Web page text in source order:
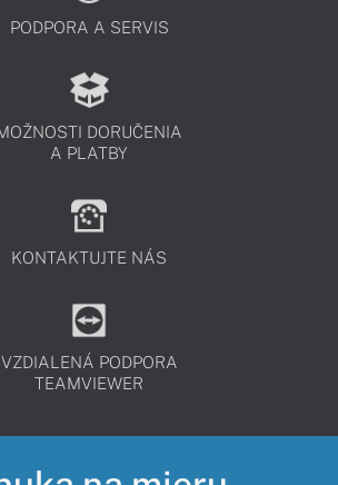
PODPORA A SERVIS
DORUČENIA
A PLATBY
KONTAKTUJTE NÁS
VZDIALENÁ PODPORA
TEAMVIEWER